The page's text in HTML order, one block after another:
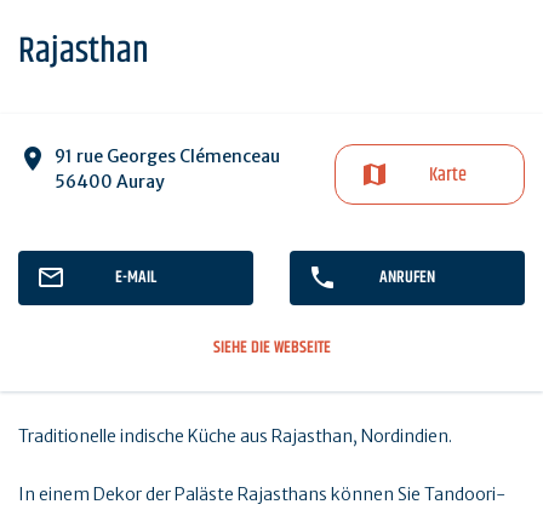
Rajasthan
91 rue Georges Clémenceau
56400 Auray
Karte
E-MAIL ANRUFEN
SIEHE DIE WEBSEITE
Traditionelle indische Küche aus Rajasthan, Nordindien.
In einem Dekor der Paläste Rajasthans können Sie Tandoori-